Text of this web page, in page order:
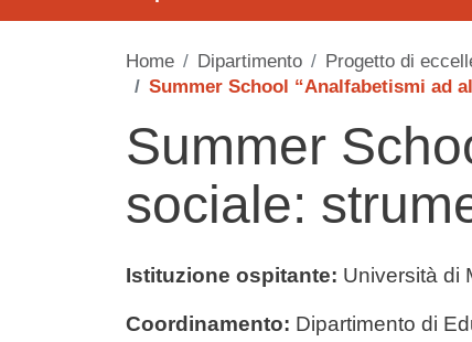
Home Dipartimento
Progetto di
Summer School “Analfabetismi ad
Summer
sociale:
Contenuto
Istituzione ospitante: Università di
Coordinamento: Dipartimento di